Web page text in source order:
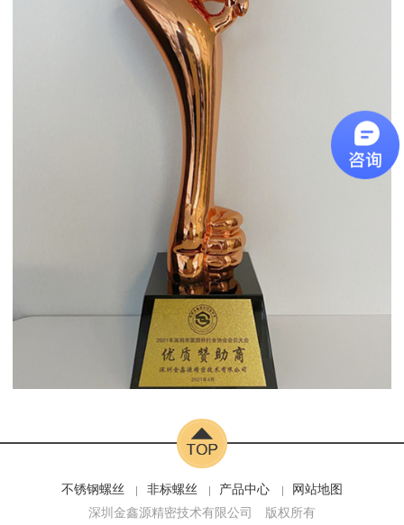
不锈钢螺丝 非标螺丝 产品中心
网站地图
深圳金鑫源精密技术有限公司
版权所有